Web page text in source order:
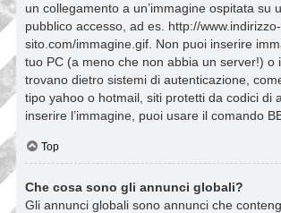
un collegamento a un’immagine ospitata su
pubblico accesso, ad es. http://
sito.com/immagine.gif. Non puoi inserire
tuo PC (a meno che non abbia un server!) o
trovano dietro sistemi di autenticazione,
tipo yahoo o hotmail, siti protetti da codici di
inserire l’immagine, puoi usare il comando
Top
Che cosa sono gli annunci globali?
Gli annunci globali sono annunci che